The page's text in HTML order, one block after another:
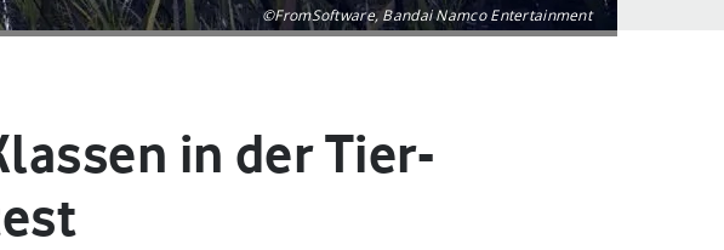
©FromSoftware, Bandai Namco Entertainment
in der Tier-